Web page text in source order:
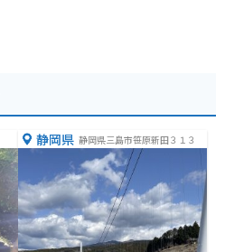
静岡県 静岡県三島市笹原新田３１３